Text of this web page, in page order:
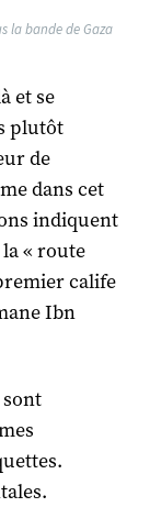
la bande de Gaza
et se
plutôt
de
dans cet
indiquent
« route
calife
Ibn